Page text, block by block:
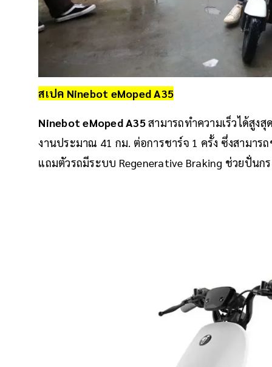
สเปค Ninebot eMoped A35
Ninebot eMoped A35สามารถทำความเร็วได้สูง
งานประมาณ 41 กม. ต่อการชาร์จ 1 ครั้ง ซึ่งสามา
แถมตัวรถมีระบบ Regenerative Braking ช่วยปั่นก